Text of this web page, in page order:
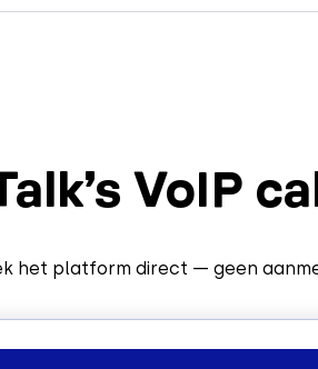
VoIP
het platform direct — geen